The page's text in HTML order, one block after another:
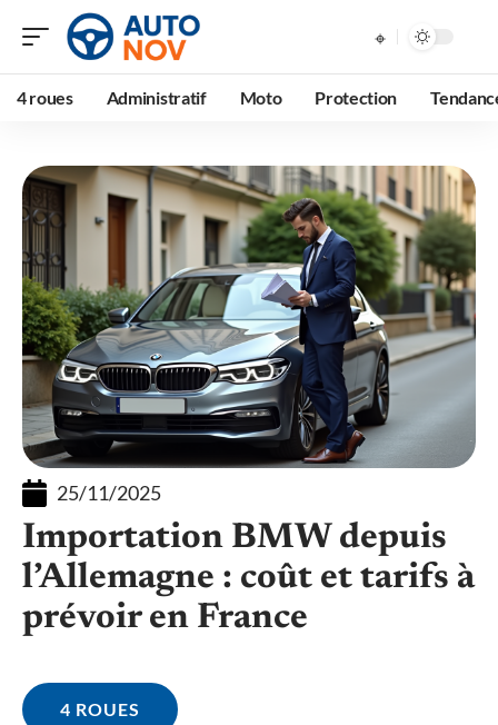
4 roues Administratif Moto Protection
25/11/2025
Importation BMW depuis
l’Allemagne : coût et tarifs à
prévoir en France
4 ROUES